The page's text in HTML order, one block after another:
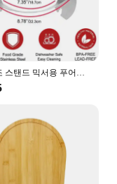
is designed for
The tilt head
free cleaning,
ensures that the
operation.
a home baker,
user-friendly
wholesale
that is both
주방 보조 스탠드 믹서용 푸어링 슈트, 스테인리스 스틸 그릇, 프리미엄 스테인리스 스틸, 주방 보조 액세서리 및 부착물용